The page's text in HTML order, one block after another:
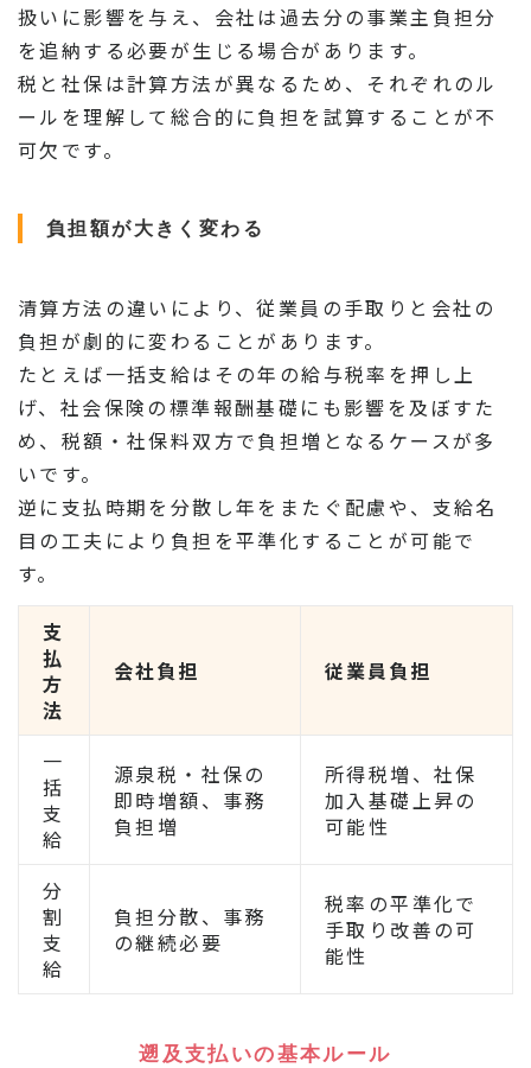
扱いに影響を与え、会社は過去分の事業主負担分
を追納する必要が生じる場合があります。
税と社保は計算方法が異なるため、それぞれのル
ールを理解して総合的に負担を試算することが不
可欠です。
負担額が大きく変わる
清算方法の違いにより、従業員の手取りと会社の
負担が劇的に変わることがあります。
たとえば一括支給はその年の給与税率を押し上
げ、社会保険の標準報酬基礎にも影響を及ぼすた
め、税額・社保料双方で負担増となるケースが多
いです。
逆に支払時期を分散し年をまたぐ配慮や、支給名
目の工夫により負担を平準化することが可能で
す。
支
払
方
法
会社負担 従業員負担
一
括
支
給
源泉税・社保の
即時増額、事務
負担増
所得税増、社保
加入基礎上昇の
可能性
分
割
支
給
負担分散、事務
の継続必要
税率の平準化で
手取り改善の可
能性
遡及支払いの基本ルール